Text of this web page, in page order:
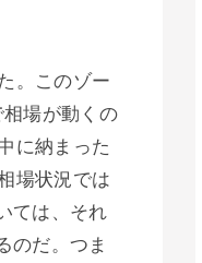
。このゾー
場が動くの
に納まった
場状況では
ては、それ
のだ。つま